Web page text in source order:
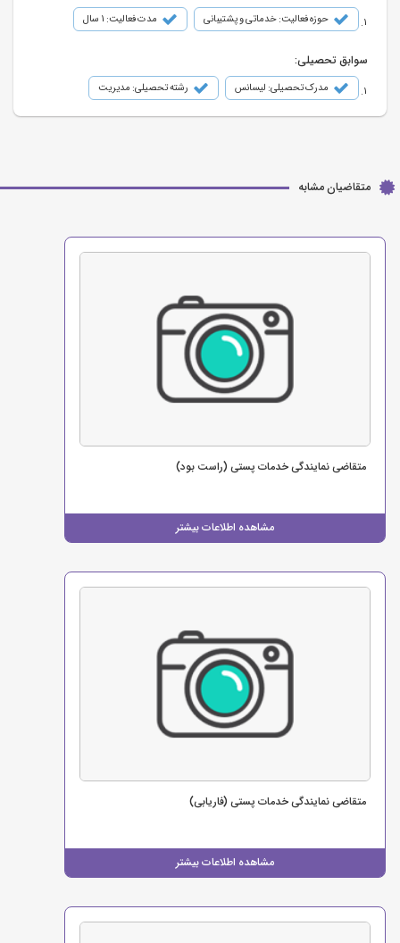
حوزه فعالیت: خدماتی و پشتیبانی مدت فعالیت: 1 سال
سوابق تحصیلی:
مدرک تحصیلی: لیسانس رشته تحصیلی: مدیریت
متقاضیان مشابه
مشاهده اطلاعات بیشتر
متقاضی نمایندگی خدمات پستی (راست بود)
مشاهده اطلاعات بیشتر
متقاضی نمایندگی خدمات پستی (فاریابی)